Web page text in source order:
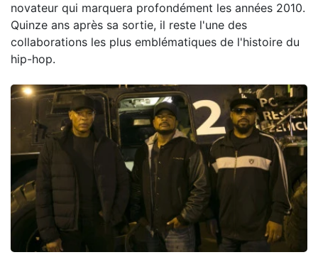
novateur qui marquera profondément les années 2010.
Quinze ans après sa sortie, il reste l'une des
collaborations les plus emblématiques de l'histoire du
hip-hop.